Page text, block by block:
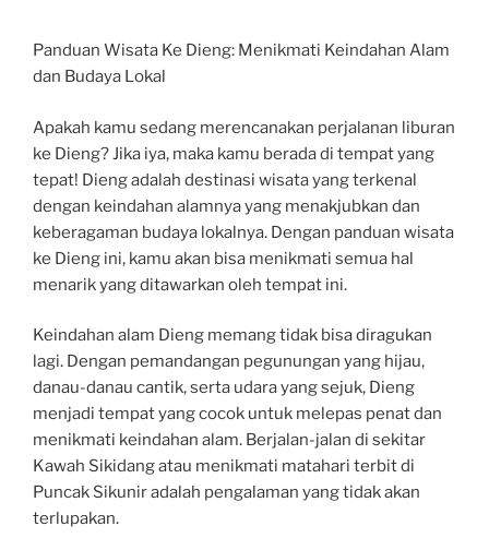
Panduan Wisata Ke Dieng: Menikmati Keindahan Alam
dan Budaya Lokal
Apakah kamu sedang merencanakan perjalanan liburan
ke Dieng? Jika iya, maka kamu berada di tempat yang
tepat! Dieng adalah destinasi wisata yang terkenal
dengan keindahan alamnya yang menakjubkan dan
keberagaman budaya lokalnya. Dengan panduan wisata
ke Dieng ini, kamu akan bisa menikmati semua hal
menarik yang ditawarkan oleh tempat ini.
Keindahan alam Dieng memang tidak bisa diragukan
lagi. Dengan pemandangan pegunungan yang hijau,
danau-danau cantik, serta udara yang sejuk, Dieng
menjadi tempat yang cocok untuk melepas penat dan
menikmati keindahan alam. Berjalan-jalan di sekitar
Kawah Sikidang atau menikmati matahari terbit di
Puncak Sikunir adalah pengalaman yang tidak akan
terlupakan.